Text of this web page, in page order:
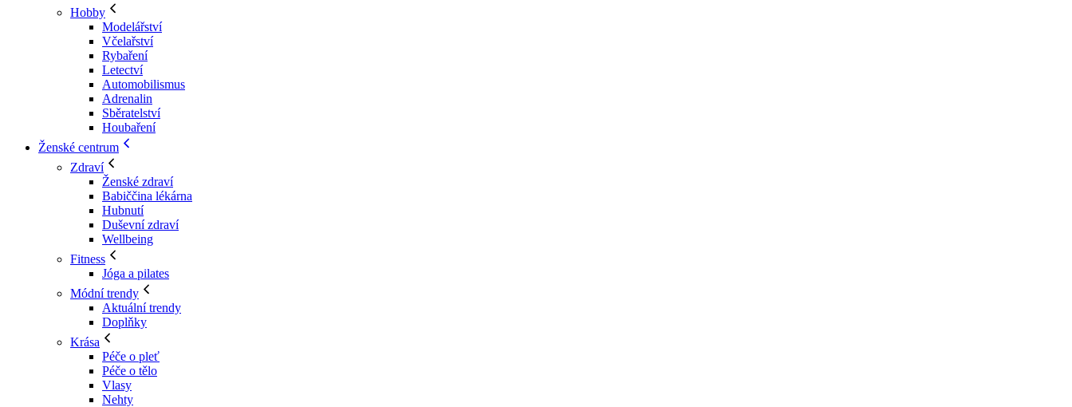
Hobby
Modelářství
Včelařství
Rybaření
Letectví
Automobilismus
Adrenalin
Sběratelství
Houbaření
Ženské centrum
Zdraví
Ženské zdraví
Babiččina lékárna
Hubnutí
Duševní zdraví
Wellbeing
Fitness
Jóga a pilates
Módní trendy
Aktuální trendy
Doplňky
Krása
Péče o pleť
Péče o tělo
Vlasy
Nehty